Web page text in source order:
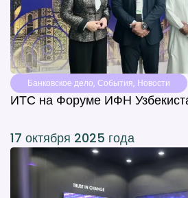
Банковское дело, События, Новости
ИТС на Форуме ИФН
17 октября 2025 года